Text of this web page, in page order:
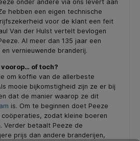
onder andere via ons levert aan
hebben een eigen technische
voor de klant een feit
Van der Hulst vertelt bevlogen
Al meer dan 135 jaar een
vernieuwende branderij.
of toch?
om koffie van de allerbeste
mooie bijkomstigheid zijn ze er bij
dat de manier waarop ze dit
is. Om te beginnen doet Peeze
zodat kleine boeren
Verder betaalt Peeze de
prijs dan andere branderijen,